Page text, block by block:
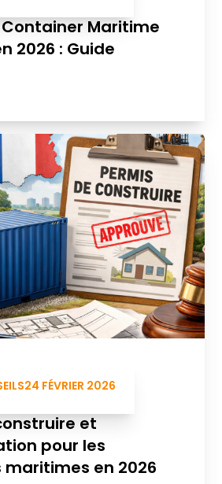
Maritime
2026 : Guide
24 FÉVRIER 2026
et
pour les
en 2026